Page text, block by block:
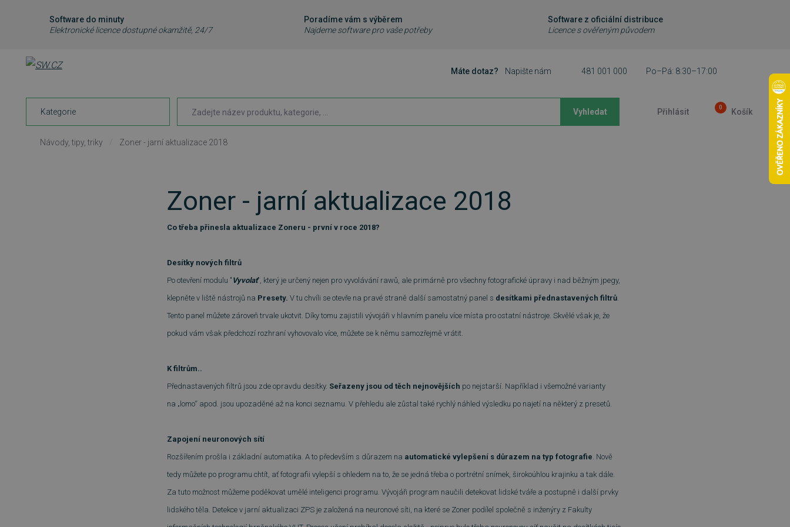
Software do minuty
Elektronické licence dostupné okamžitě, 24/7
Poradíme vám s výběrem
Najdeme software pro vaše potřeby
Software z oficiální distribuce
Licence s ověřeným původem
Máte dotaz? Napište nám 481 001 000 Po–Pá: 8:30–17:00
Kategorie Vyhledat Přihlásit 0 Košík
Návody, tipy, triky Zoner - jarní aktualizace 2018
Zoner - jarní aktualizace 2018
Co třeba přinesla aktualizace Zoneru - první v roce 2018?
Desítky nových filtrů
Po otevření modulu " Vyvolat", který je určený nejen pro vyvolávání rawů, ale primárně pro všechny fotografické úpravy i nad běžným jpegy,
klepněte v liště nástrojů na Presety. V tu chvíli se otevře na pravé straně další samostatný panel s desítkami přednastavených filtrů.
Tento panel můžete zároveň trvale ukotvit. Díky tomu zajistili vývojáři v hlavním panelu více místa pro ostatní nástroje. Skvělé však je, že
pokud vám však předchozí rozhraní vyhovovalo více, můžete se k němu samozřejmě vrátit.
K filtrům..
Přednastavených filtrů jsou zde opravdu desítky. Seřazeny jsou od těch nejnovějších po nejstarší. Například i všemožné varianty
na „lomo“ apod. jsou upozaděné až na konci seznamu. V přehledu ale zůstal také rychlý náhled výsledku po najetí na některý z presetů.
Zapojení neuronových sítí
Rozšířením prošla i základní automatika. A to především s důrazem na automatické vylepšení s důrazem na typ fotografie. Nově
tedy můžete po programu chtít, ať fotografii vylepší s ohledem na to, že se jedná třeba o portrétní snímek, širokoúhlou krajinku a tak dále.
Za tuto možnost můžeme poděkovat umělé inteligenci programu. Vývojáři program naučili detekovat lidské tváře a postupně i další prvky
lidského těla. Detekce v jarní aktualizaci ZPS je založená na neuronové síti, na které se Zoner podílel společně s inženýry z Fakulty